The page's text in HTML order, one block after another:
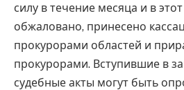
силу в течение месяца и в
обжаловано, принесено
прокурорами областей и
прокурорами. Вступившие в
судебные акты могут быть